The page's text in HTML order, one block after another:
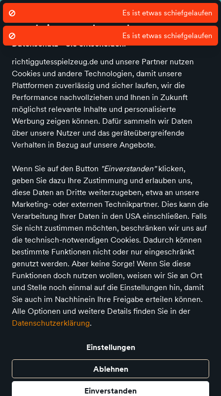
Wir nutzen Cookies um unsere Dienste
zu erbringen und zu verbessern.
Datenschutz - Sie entscheiden!
richtiggutesspielzeug.de und unsere Partner nutzen
Cookies und andere Technologien, damit unsere
Plattformen zuverlässig und sicher laufen, wir die
Performance nachvollziehen und Ihnen in Zukunft
möglichst relevante Inhalte und personalisierte
Werbung zeigen können. Dafür sammeln wir Daten
über unsere Nutzer und das geräteübergreifende
Verhalten in Bezug auf unsere Angebote.
Wenn Sie auf den Button "Einverstanden"klicken,
geben Sie dazu Ihre Zustimmung und erlauben uns,
diese Daten an Dritte weiterzugeben, etwa an unsere
Marketing- oder externen Technikpartner. Dies kann die
Verarbeitung Ihrer Daten in den USA einschließen. Falls
Sie nicht zustimmen möchten, beschränken wir uns auf
die technisch-notwendigen Cookies. Dadurch können
bestimmte Funktionen nicht oder nur eingeschränkt
genutzt werden. Aber keine Sorge! Wenn Sie diese
Funktionen doch nutzen wollen, weisen wir Sie an Ort
und Stelle noch einmal auf die Einstellungen hin, damit
Sie auch im Nachhinein Ihre Freigabe erteilen können.
Alle Optionen und weitere Details finden Sie in der
Datenschutzerklärung.
Einstellungen
Ablehnen
Einverstanden
Alle Kategorien Neuheiten Angebote Spielen & Basteln
Richtig Gutes Spielzeug kaufen Spielen & Basteln
RC- &
Modell-Spielzeug
RC- & Modell-Spielzeugin
SALIMA Kinderschätze
ALLE FILTER
Suchbegriff Marken Angebote
16 Produkte
HEXBOTS: RC Flitzender
Invento
HEXBOTS: Real Bots